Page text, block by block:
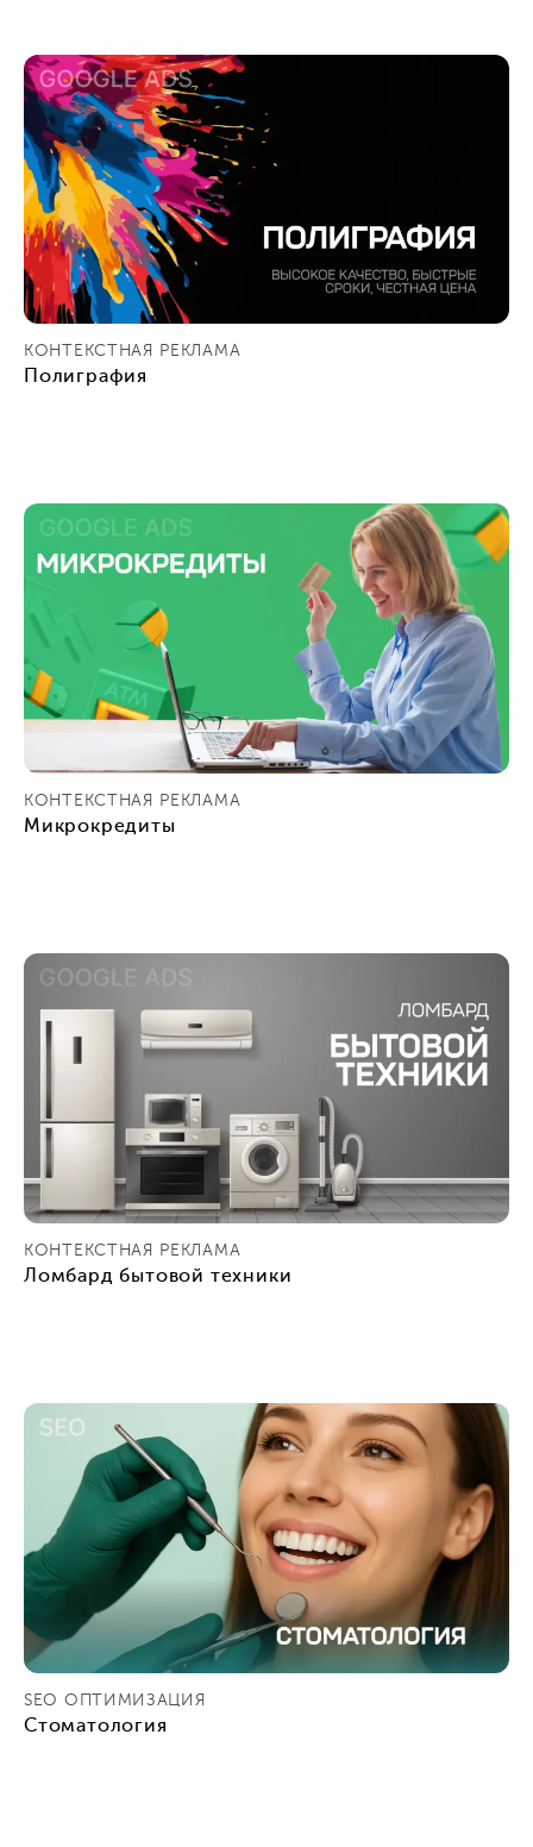
КОНТЕКСТНАЯ РЕКЛАМА
Полиграфия
КОНТЕКСТНАЯ РЕКЛАМА
Микрокредиты
КОНТЕКСТНАЯ РЕКЛАМА
Ломбард бытовой техники
SEO ОПТИМИЗАЦИЯ
Стоматология